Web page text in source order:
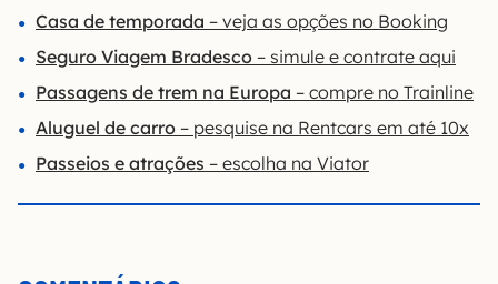
Casa de temporada – veja as opções no Booking
Seguro Viagem Bradesco – simule e contrate aqui
Passagens de trem na Europa – compre no Trainline
Aluguel de carro – pesquise na Rentcars em até 10x
Passeios e atrações – escolha na Viator